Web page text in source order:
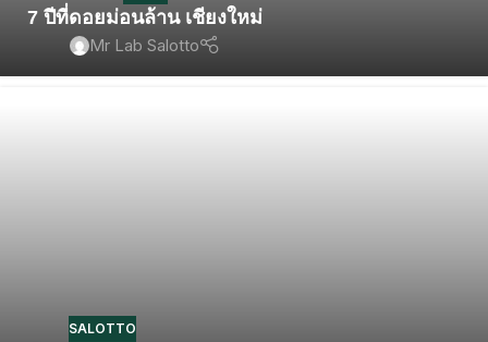
7 ปีที่ดอยม่อนล้าน เชียงใหม่
Mr Lab Salotto
SALOTTO